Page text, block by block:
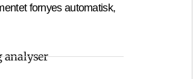
fornyes automatisk,
analyser